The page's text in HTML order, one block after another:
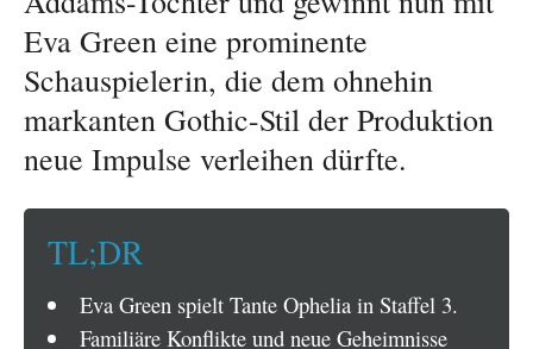
Eva Green eine prominente
Schauspielerin, die dem ohnehin
markanten Gothic-Stil der Produktion
neue Impulse verleihen dürfte.
TL;DR
Eva Green spielt Tante Ophelia in Staffel 3.
Familiäre Konflikte und neue Geheimnisse